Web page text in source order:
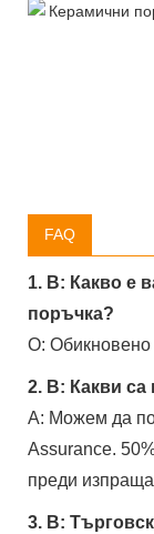
FAQ
1. В: Какво е
поръчка?
О: Обикновено
2. В: Какви
A: Можем да
Assurance.
преди
3. В: